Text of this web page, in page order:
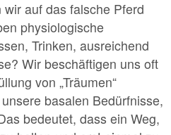
auf das falsche Pferd
physiologische
Trinken, ausreichend
Wir beschäftigen uns oft
von „Träumen“
basalen Bedürfnisse,
bedeutet, dass ein Weg,